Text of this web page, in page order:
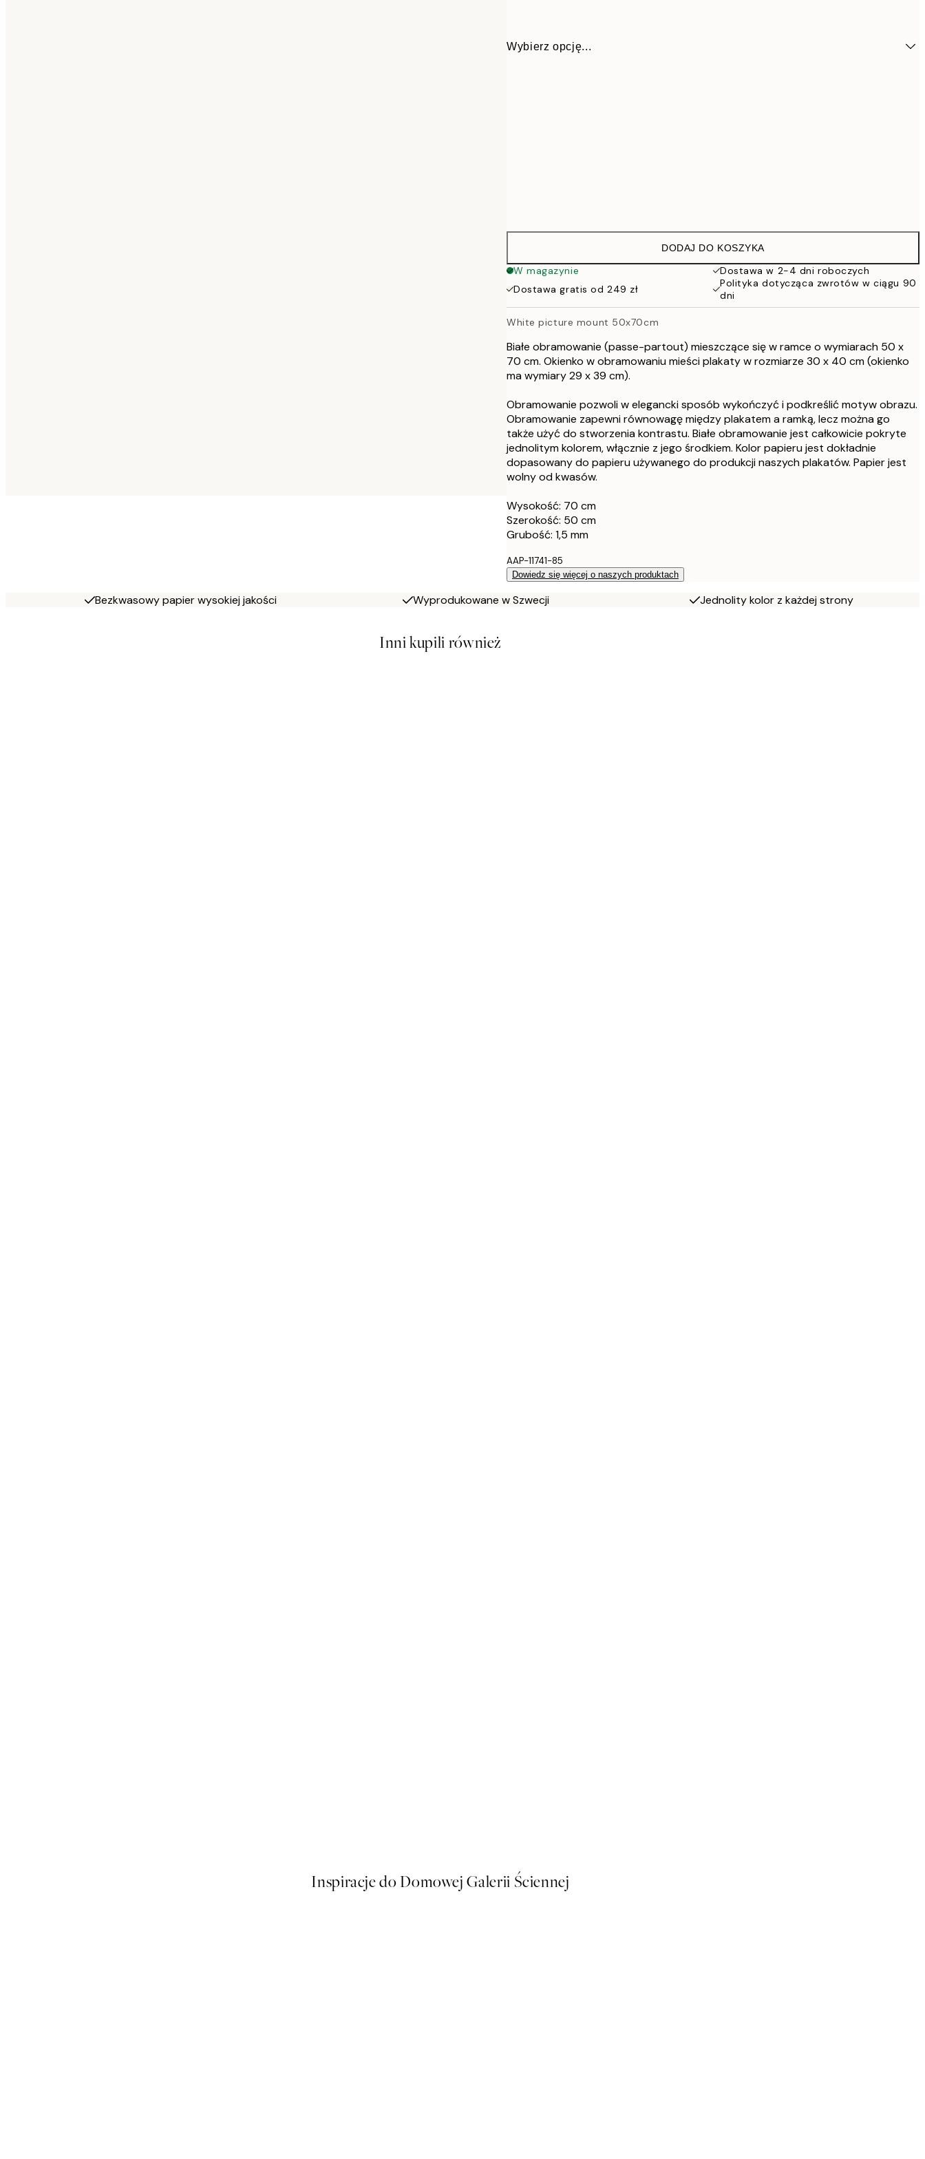
Wybierz opcję...
30x40 cm
40x50 cm
50x70 cm
70x100 cm
DODAJ DO KOSZYKA
W magazynie
Dostawa w 2-4 dni roboczych
Dostawa gratis od 249 zł
Polityka dotycząca zwrotów w ciągu 90
dni
White picture mount 50x70cm
Białe obramowanie (passe-partout) mieszczące się w ramce o wymiarach 50 x
70 cm. Okienko w obramowaniu mieści plakaty w rozmiarze 30 x 40 cm (okienko
ma wymiary 29 x 39 cm).
Obramowanie pozwoli w elegancki sposób wykończyć i podkreślić motyw obrazu.
Obramowanie zapewni równowagę między plakatem a ramką, lecz można go
także użyć do stworzenia kontrastu. Białe obramowanie jest całkowicie pokryte
jednolitym kolorem, włącznie z jego środkiem. Kolor papieru jest dokładnie
dopasowany do papieru używanego do produkcji naszych plakatów. Papier jest
wolny od kwasów.
Wysokość: 70 cm
Szerokość: 50 cm
Grubość: 1,5 mm
AAP-11741-85
Dowiedz się więcej o naszych produktach
Bezkwasowy papier wysokiej jakości Wyprodukowane w Szwecji Jednolity kolor z każdej strony
Inni kupili również
Inspiracje do Domowej Galerii Ściennej